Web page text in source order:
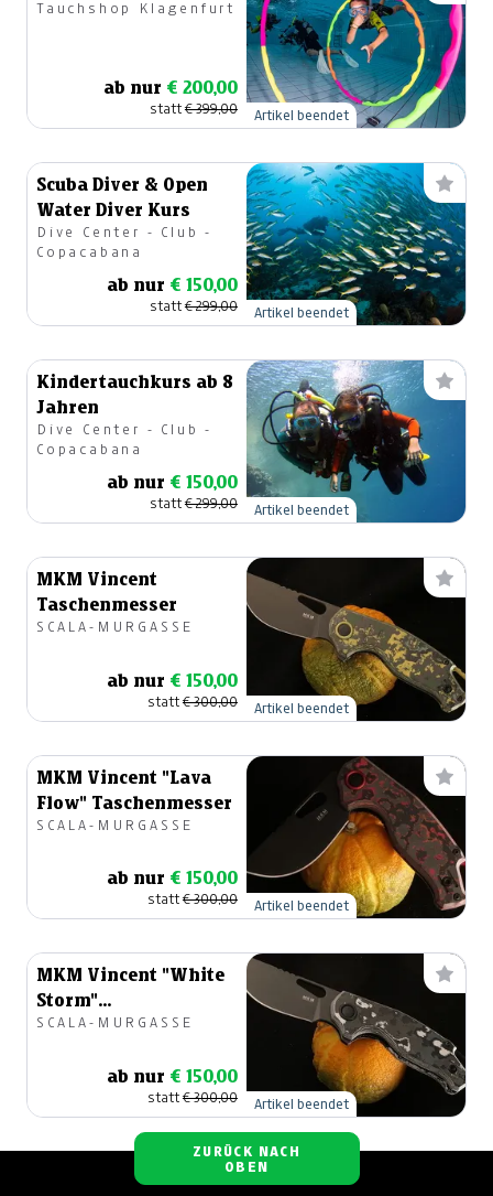
Tauchshop Klagenfurt
ab nur € 200,00
statt€ 399,00 Artikel beendet
Scuba Diver & Open
Water Diver Kurs
Dive Center - Club -
Copacabana
ab nur € 150,00
statt€ 299,00 Artikel beendet
Kindertauchkurs ab 8
Jahren
Dive Center - Club -
Copacabana
ab nur € 150,00
statt€ 299,00 Artikel beendet
MKM Vincent
Taschenmesser
SCALA-MURGASSE
ab nur € 150,00
statt€ 300,00 Artikel beendet
MKM Vincent "Lava
Flow" Taschenmesser
SCALA-MURGASSE
ab nur € 150,00
statt€ 300,00 Artikel beendet
MKM Vincent "White
Storm"
Taschenmesser
SCALA-MURGASSE
ab nur € 150,00
statt€ 300,00 Artikel beendet
ZURÜCK NACH
OBEN